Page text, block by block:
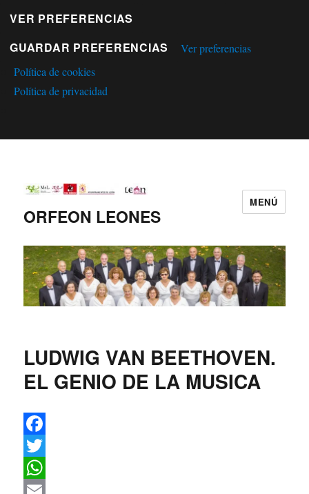
VER PREFERENCIAS
GUARDAR PREFERENCIAS
Ver preferencias
Política de cookies
Política de privacidad
ORFEON LEONES
MENÚ
LUDWIG VAN BEETHOVEN.
EL GENIO DE LA MUSICA
F
a
c
T
w
W